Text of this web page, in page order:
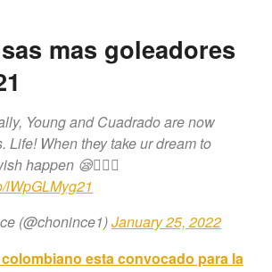
mas goleadores
Young and Cuadrado are now
Life! When they take ur dream to
happen 😪🤦🏻‍♂️
lWpGLMyg21
(@chonince1)January 25, 2022
esta convocado para la